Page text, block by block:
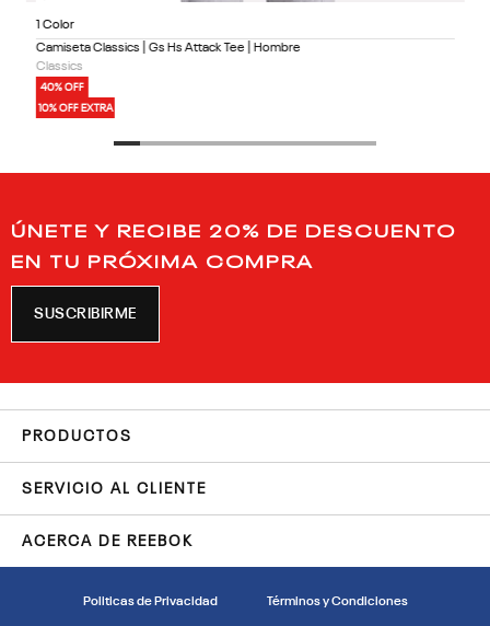
1 Color
Camiseta Classics | Gs Hs Attack Tee | Hombre
Classics
40% OFF
10% OFF EXTRA
ÚNETE Y RECIBE 20% DE DESCUENTO
EN TU PRÓXIMA COMPRA
SUSCRIBIRME
PRODUCTOS
SERVICIO AL CLIENTE
ACERCA DE REEBOK
Politicas de Privacidad Términos y Condiciones